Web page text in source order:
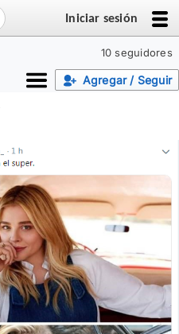
Iniciar sesión
10 seguidores
Agregar / Seguir